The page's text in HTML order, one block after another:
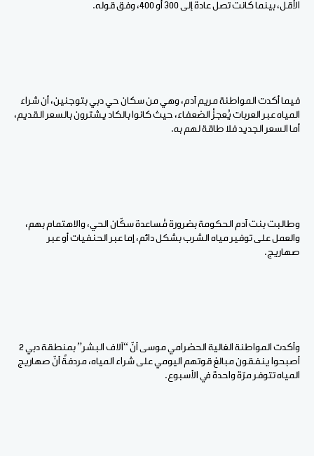
الأقل، بينما كانت تصل عادة إلى 300 أو 400، وفق قوله.
فيما أكدت المواطنة مريم آدم، وهي من سكان حي دبي بتوجنين، أن شراء
المياه عبر العربات يُعجزُ الضعفاء، حيث كانوا بالكاد يشترون بالسعر القديم،
أما السعر الجديد فلا طاقة لهم به.
وطالبت بنت آدم الحكومة بضرورة مُساعدة سكّان الحي، والاهتمام بهم،
والعمل على توفير مياه الشرب بشكل دائم، إما عبر الحنفيات أو عبر
صهاريج.
وأكدت المواطنة الغالية الحضرامي موسى أنّ “آلاف البشر” بمنطقة دبي 2
أصبحوا ينفقون مبالغ قوتهم اليومي على شراء المياه، مردفةً أنّ صهاريج
المياه تتوفر مرّة واحدة في الأسبوع.